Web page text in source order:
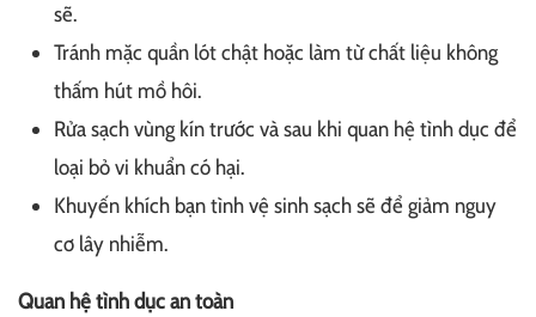
sẽ.
Tránh mặc quần lót chật hoặc làm từ chất liệu không
thấm hút mồ hôi.
Rửa sạch vùng kín trước và sau khi quan hệ tình dục để
loại bỏ vi khuẩn có hại.
Khuyến khích bạn tình vệ sinh sạch sẽ để giảm nguy
cơ lây nhiễm.
Quan hệ tình dục an toàn